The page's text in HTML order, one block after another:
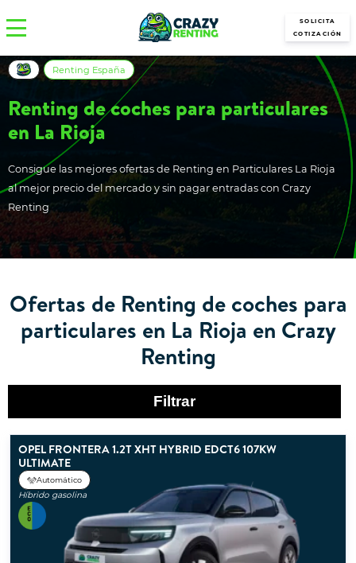
SOLICITA
COTIZACIÓN
Renting de coches para particulares
en La Rioja
Consigue las mejores ofertas de Renting en Particulares La Rioja
al mejor precio del mercado y sin pagar entradas con Crazy
Renting
Renting España
Ofertas de Renting de coches para
particulares en La Rioja en Crazy
Renting
Filtrar
OPEL FRONTERA 1.2T XHT HYBRID EDCT6 107KW
ULTIMATE
Automático
Híbrido gasolina